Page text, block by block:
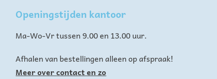
Openingstijden kantoor
Ma-Wo-Vr tussen 9.00 en 13.00 uur.
Afhalen van bestellingen alleen op afspraak!
Meer over contact en zo